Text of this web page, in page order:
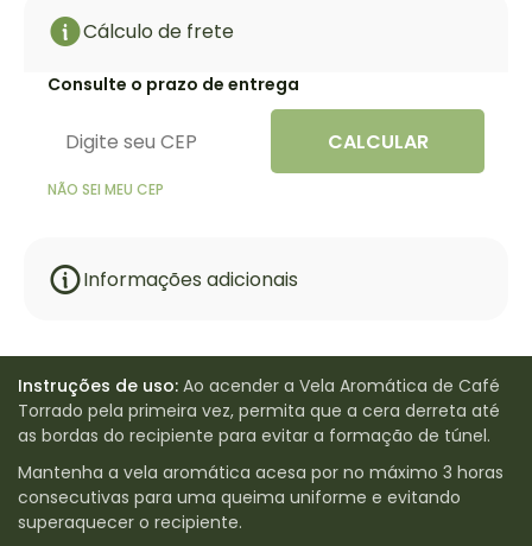
Cálculo de frete
Consulte o prazo de entrega
CALCULAR
NÃO SEI MEU CEP
Informações adicionais
Instruções de uso: Ao acender a Vela Aromática de Café
Torrado pela primeira vez, permita que a cera derreta até
as bordas do recipiente para evitar a formação de túnel.
Mantenha a vela aromática acesa por no máximo 3 horas
consecutivas para uma queima uniforme e evitando
superaquecer o recipiente.